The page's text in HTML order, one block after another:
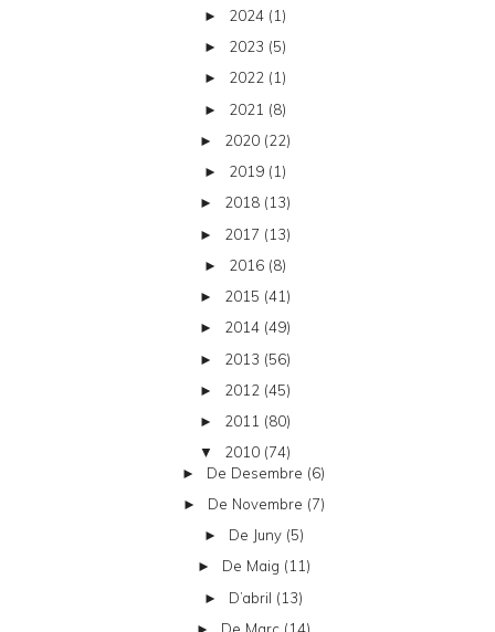
► 2024 (1)
► 2023 (5)
► 2022 (1)
► 2021 (8)
► 2020 (22)
► 2019 (1)
► 2018 (13)
► 2017 (13)
► 2016 (8)
► 2015 (41)
► 2014 (49)
► 2013 (56)
► 2012 (45)
► 2011 (80)
▼ 2010 (74)
► De Desembre (6)
► De Novembre (7)
► De Juny (5)
► De Maig (11)
► D’abril (13)
De Març (14)